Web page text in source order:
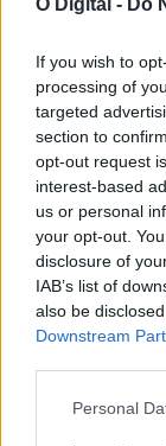
O Digital - Do
If you wish to
processing of
targeted
section to
opt-out request
interest-based
us or personal
your opt-out.
disclosure of
IAB’s list of
also be
Downstream
Personal
Évora reforça
da verba anual
A Câmara
Associação
17 Julho, 2026 - 19:00